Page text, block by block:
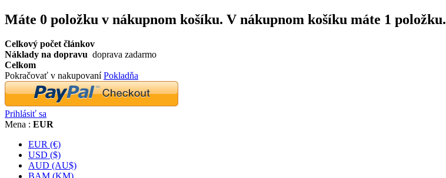
Máte 0 položku v nákupnom košíku. V nákupnom košíku máte 1 položku.
Celkový počet článkov
Náklady na dopravu doprava zadarmo
Celkom
Pokračovať v nakupovaníPokladňa
Prihlásiť sa
Mena : EUR
EUR (€)
USD ($)
AUD (AU$)